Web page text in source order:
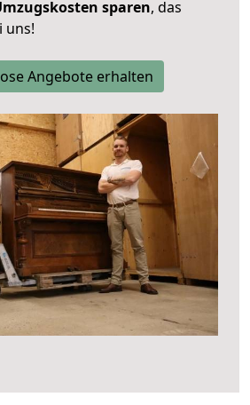
sparen, das
uns!
Angebote erhalten